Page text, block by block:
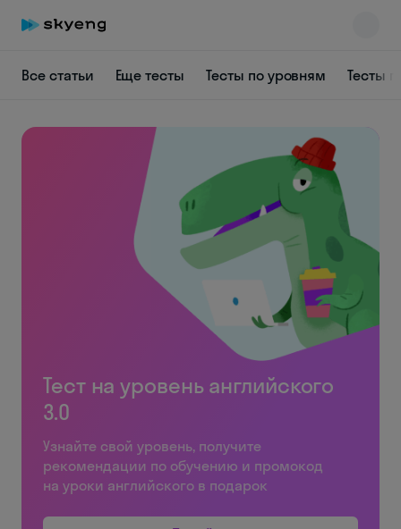
Все статьи Еще тесты Тесты по уровням Тесты
Тест на уровень английского
3.0
Узнайте свой уровень, получите
рекомендации по обучению и промокод
на уроки английского в подарок